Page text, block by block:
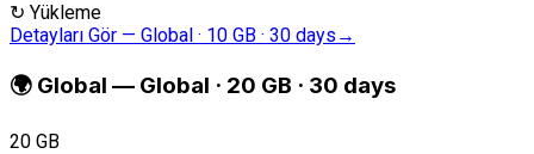
↻ Yükleme
Detayları Gör — Global · 10 GB · 30 days →
🌍 Global — Global · 20 GB · 30 days
20 GB